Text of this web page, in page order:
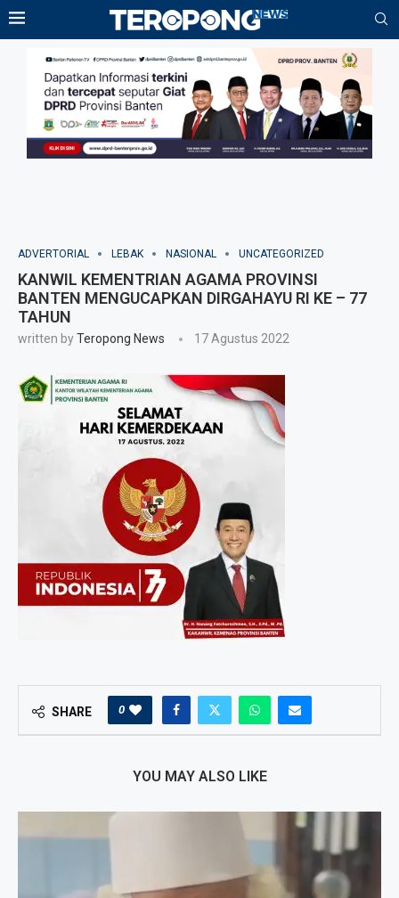
ADVERTORIAL LEBAK NASIONAL UNCATEGORIZED
KANWIL KEMENTRIAN AGAMA PROVINSI
BANTEN MENGUCAPKAN DIRGAHAYU RI KE – 77
TAHUN
written byTeropong News 17 Agustus 2022
SHARE 0
YOU MAY ALSO LIKE